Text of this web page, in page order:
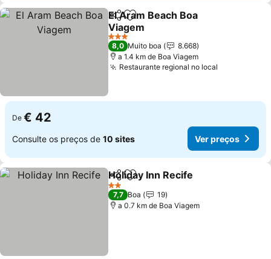
PartilharAdicionar aos favoritos
El Aram Beach Boa
Viagem
Ver preços
3 Estrelas
8,0 Muito boa
8.668
a 1.4 km de Boa Viagem
Restaurante regional no local
De € 42
Consulte os preços de 10 sites Ver preços
PartilharAdicionar aos favoritos
Holiday Inn Recife
2 Estrelas
7,7 Boa
19
a 0.7 km de Boa Viagem